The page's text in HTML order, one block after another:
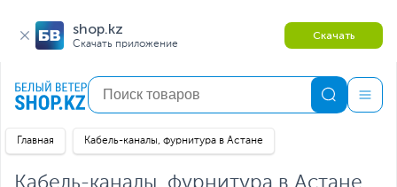
shop.kz
Скачать приложение
Скачать
Главная Кабель-каналы, фурнитура в Астане
Кабель-каналы, фурнитура в Астане